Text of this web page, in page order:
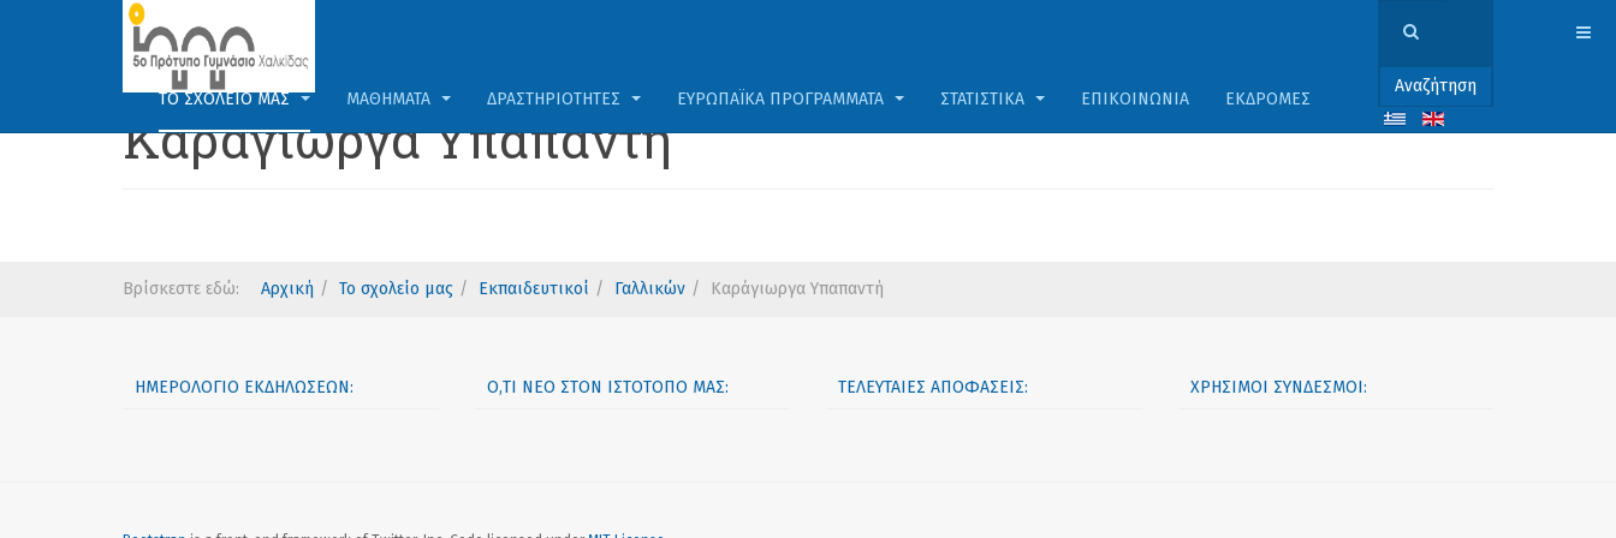
Αναζήτηση
ΤΟ ΣΧΟΛΕΊΟ ΜΑΣ ΜΑΘΉΜΑΤΑ ΔΡΑΣΤΗΡΙΌΤΗΤΕΣ ΕΥΡΩΠΑΪΚΆ ΠΡΟΓΡΆΜΜΑΤΑ ΣΤΑΤΙΣΤΙΚΆ ΕΠΙΚΟΙΝΩΝΊΑ ΕΚΔΡΟΜΈΣ
Καράγιωργα Υπαπαντή
Βρίσκεστε εδώ: Αρχική Το σχολείο μας Εκπαιδευτικοί Γαλλικών Καράγιωργα Υπαπαντή
ΗΜΕΡΟΛΌΓΙΟ ΕΚΔΗΛΏΣΕΩΝ: Ό,ΤΙ ΝΈΟ ΣΤΟΝ ΙΣΤΟΤΌΠΟ ΜΑΣ: ΤΕΛΕΥΤΑΊΕΣ ΑΠΟΦΆΣΕΙΣ: ΧΡΉΣΙΜΟΙ ΣΎΝΔΕΣΜΟΙ: